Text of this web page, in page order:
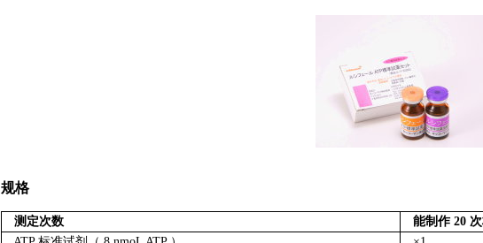
规格
测定次数
能制作 20